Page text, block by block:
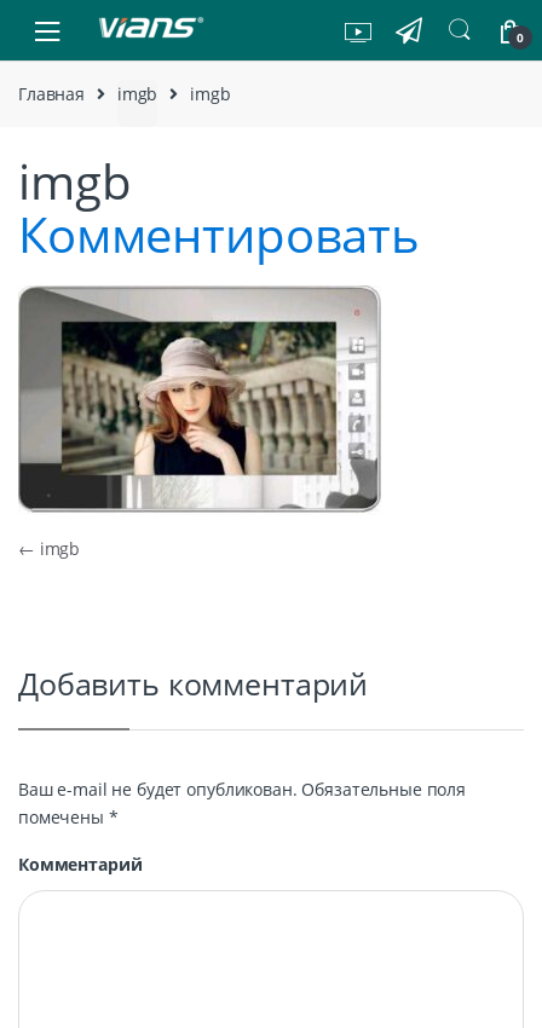
Skip to navigation
Skip to content
0
Главная imgb imgb
imgb
Комментировать
Навигация по записям
← imgb
Добавить комментарий
Ваш e-mail не будет опубликован. Обязательные поля
помечены *
Комментарий